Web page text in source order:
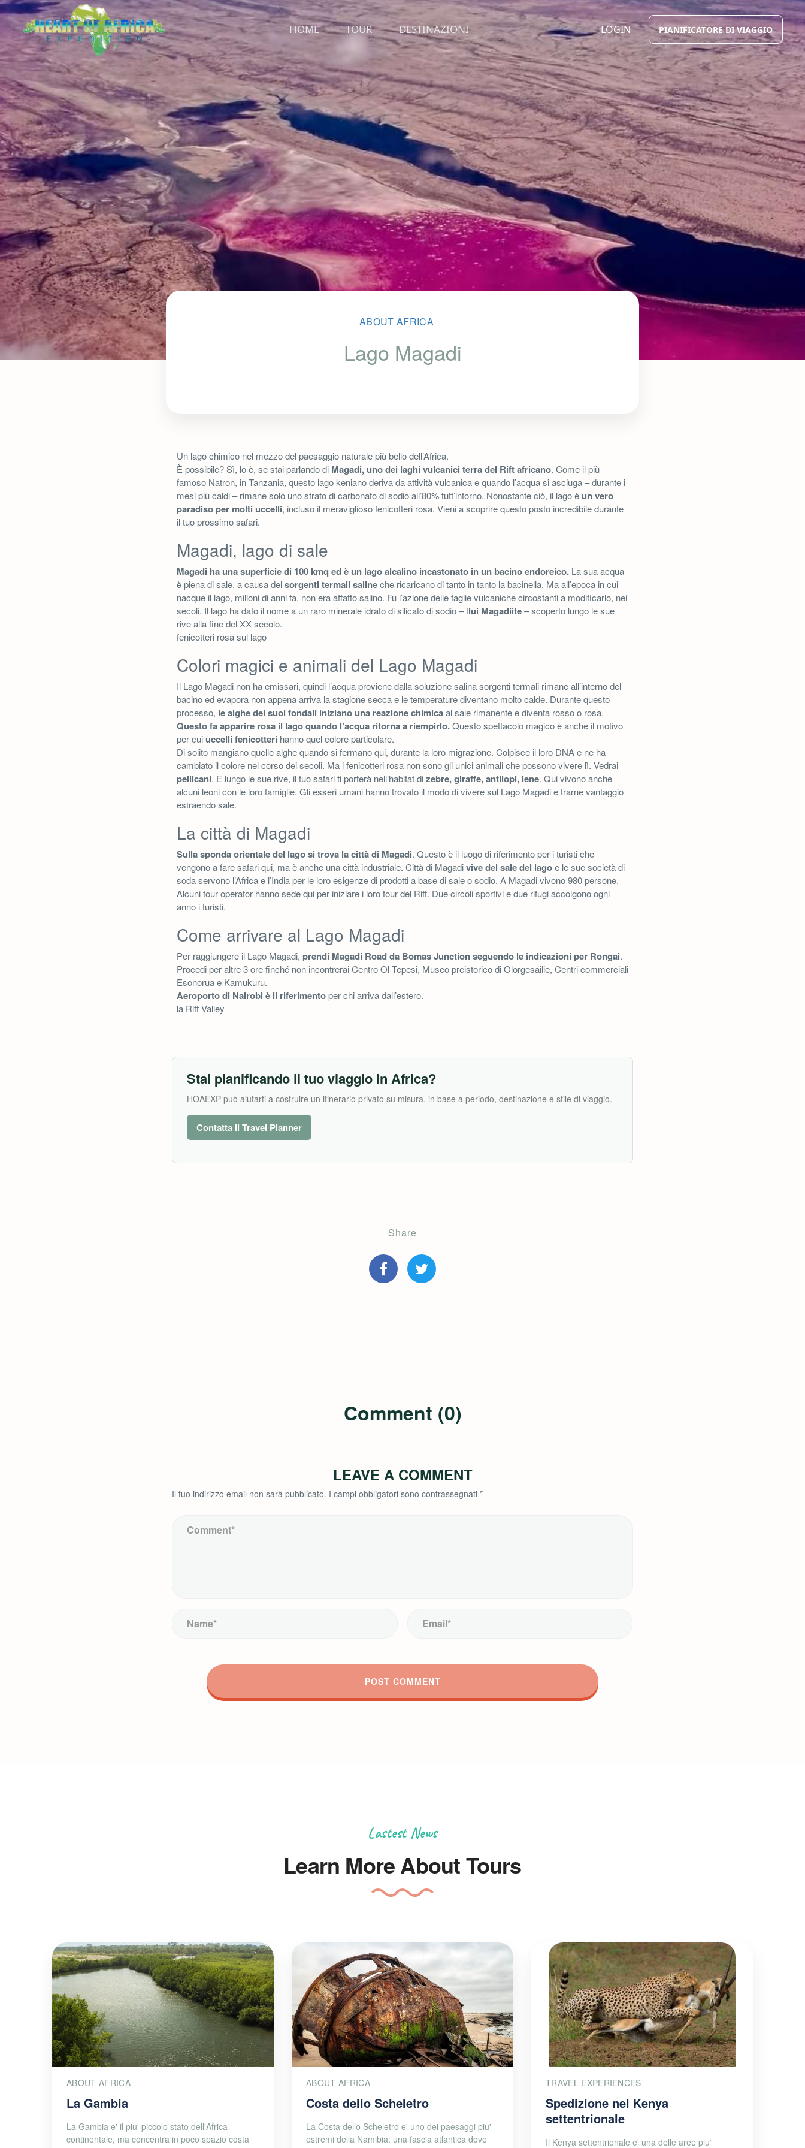
HOME TOUR DESTINAZIONI LOGIN PIANIFICATORE DI VIAGGIO
ABOUT AFRICA
Lago Magadi
Un lago chimico nel mezzo del paesaggio naturale più bello dell’Africa.
È possibile? Sì, lo è, se stai parlando di Magadi, uno dei laghi vulcanici terra del Rift africano. Come il più
famoso Natron, in Tanzania, questo lago keniano deriva da attività vulcanica e quando l’acqua si asciuga – durante i
mesi più caldi – rimane solo uno strato di carbonato di sodio all’80% tutt’intorno. Nonostante ciò, il lago è un vero
paradiso per molti uccelli, incluso il meraviglioso fenicotteri rosa. Vieni a scoprire questo posto incredibile durante
il tuo prossimo safari.
Magadi, lago di sale
Magadi ha una superficie di 100 kmq ed è un lago alcalino incastonato in un bacino endoreico. La sua acqua
è piena di sale, a causa delsorgenti termali salineche ricaricano di tanto in tanto la bacinella. Ma all’epoca in cui
nacque il lago, milioni di anni fa, non era affatto salino. Fu l’azione delle faglie vulcaniche circostanti a modificarlo, nei
secoli. Il lago ha dato il nome a un raro minerale idrato di silicato di sodio – tlui Magadiite– scoperto lungo le sue
rive alla fine del XX secolo.
fenicotteri rosa sul lago
Colori magici e animali del Lago Magadi
Il Lago Magadi non ha emissari, quindi l’acqua proviene dalla soluzione salina sorgenti termali rimane all’interno del
bacino ed evapora non appena arriva la stagione secca e le temperature diventano molto calde. Durante questo
processo, le alghe dei suoi fondali iniziano una reazione chimicaal sale rimanente e diventa rosso o rosa.
Questo fa apparire rosa il lago quando l’acqua ritorna a riempirlo.Questo spettacolo magico è anche il motivo
per cui uccelli fenicotteri hanno quel colore particolare.
Di solito mangiano quelle alghe quando si fermano qui, durante la loro migrazione. Colpisce il loro DNA e ne ha
cambiato il colore nel corso dei secoli. Ma i fenicotteri rosa non sono gli unici animali che possono vivere lì. Vedrai
pellicani. E lungo le sue rive, il tuo safari ti porterà nell’habitat dizebre, giraffe, antilopi, iene. Qui vivono anche
alcuni leoni con le loro famiglie. Gli esseri umani hanno trovato il modo di vivere sul Lago Magadi e trarne vantaggio
estraendo sale.
La città di Magadi
Sulla sponda orientale del lago si trova la città di Magadi. Questo è il luogo di riferimento per i turisti che
vengono a fare safari qui, ma è anche una città industriale. Città di Magadivive del sale del lagoe le sue società di
soda servono l’Africa e l’India per le loro esigenze di prodotti a base di sale o sodio. A Magadi vivono 980 persone.
Alcuni tour operator hanno sede qui per iniziare i loro tour del Rift. Due circoli sportivi e due rifugi accolgono ogni
anno i turisti.
Come arrivare al Lago Magadi
Per raggiungere il Lago Magadi, prendi Magadi Road da Bomas Junction seguendo le indicazioni per Rongai.
Procedi per altre 3 ore finché non incontrerai Centro Ol Tepesi, Museo preistorico di Olorgesailie, Centri commerciali
Esonorua e Kamukuru.
Aeroporto di Nairobi è il riferimentoper chi arriva dall’estero.
la Rift Valley
Stai pianificando il tuo viaggio in Africa?
HOAEXP può aiutarti a costruire un itinerario privato su misura, in base a periodo, destinazione e stile di viaggio.
Contatta il Travel Planner
Share
Comment (0)
LEAVE A COMMENT
Il tuo indirizzo email non sarà pubblicato. I campi obbligatori sono contrassegnati *
Lastest News
Learn More About Tours
ABOUT AFRICA
La Gambia
La Gambia e' il piu' piccolo stato dell'Africa
continentale, ma concentra in poco spazio costa
ABOUT AFRICA
Costa dello Scheletro
La Costa dello Scheletro e' uno dei paesaggi piu'
estremi della Namibia: una fascia atlantica dove
TRAVEL EXPERIENCES
Spedizione nel Kenya
settentrionale
Il Kenya settentrionale e' una delle aree piu'